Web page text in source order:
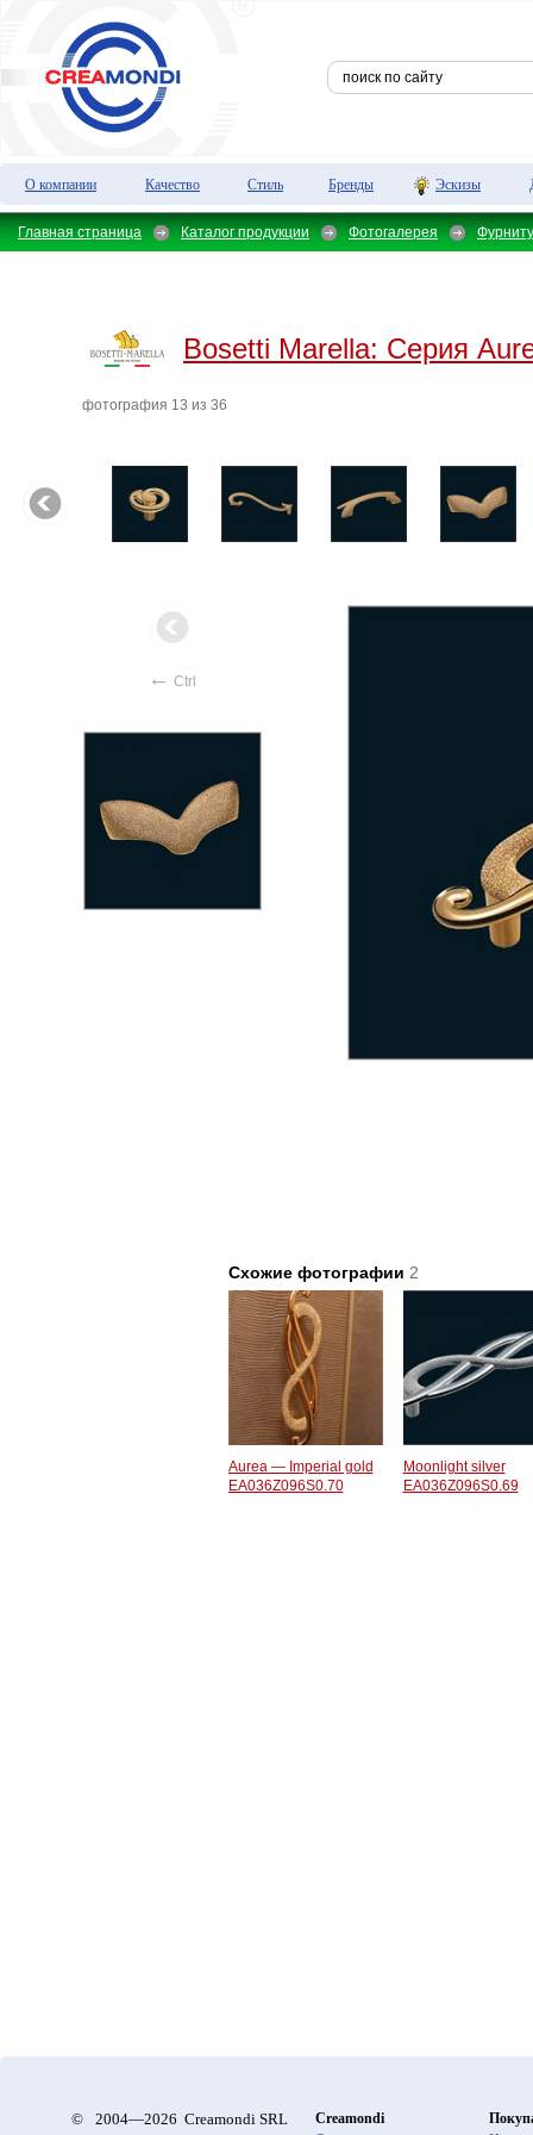
О компании Качество Стиль Бренды Эскизы
Главная страница Каталог продукции Фотогалерея
Bosetti Marella: Серия
фотография 13 из 36
← Ctrl
Схожие фотографии 2
Aurea — Imperial gold
EA036Z096S0.70
Moonlight silver
EA036Z096S0.69
© 2004—2026 Creamondi SRL
Creamondi